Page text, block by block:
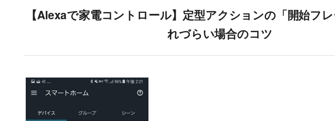
【Alexaで家電コントロール】定型アクションの「開始フ
れづらい場合のコツ